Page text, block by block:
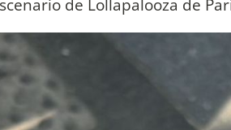
de Lollapalooza de